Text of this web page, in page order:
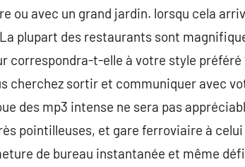
ou avec un grand jardin. lorsqu cela
plupart des restaurants sont
correspondra-t-elle à votre style
cherchez sortir et communiquer avec
des mp3 intense ne sera pas
pointilleuses, et gare ferroviaire à
de bureau instantanée et même